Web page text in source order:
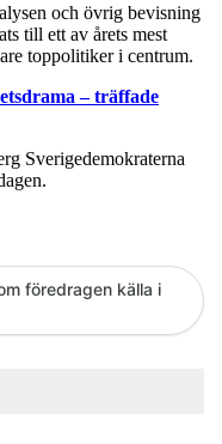
och övrig bevisning
till ett av årets mest
toppolitiker i centrum.
– träffade
Sverigedemokraterna
föredragen källa i